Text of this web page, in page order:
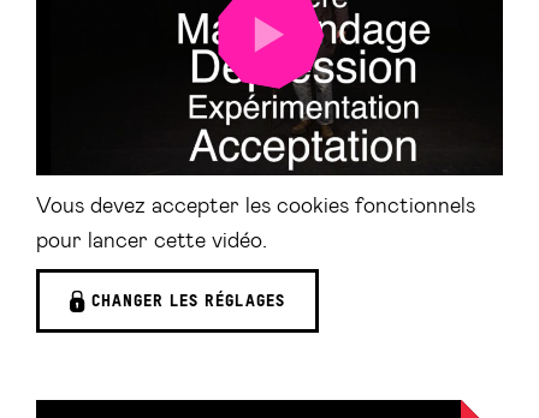
LANCER
VIDÉO
Vous devez accepter les cookies fonctionnels
pour lancer cette vidéo.
CHANGER LES RÉGLAGES